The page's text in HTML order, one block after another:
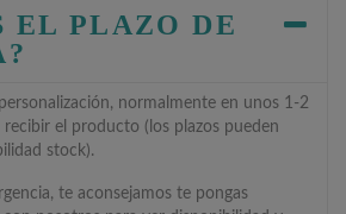
EL PLAZO DE
normalmente en unos 1-2
recibir el producto (los plazos pueden
stock).
te aconsejamos te pongas